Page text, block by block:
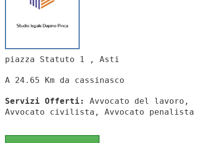
piazza Statuto 1 , Asti
A 24.65 Km da cassinasco
Servizi Offerti:
Avvocato del lavoro,
Avvocato civilista, Avvocato penalista